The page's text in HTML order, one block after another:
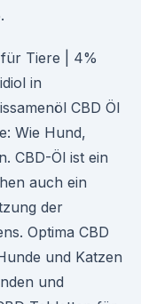
Tiere | 4%
in
CBD Öl
Wie Hund,
CBD-Öl ist ein
auch ein
der
Optima CBD
und Katzen
und